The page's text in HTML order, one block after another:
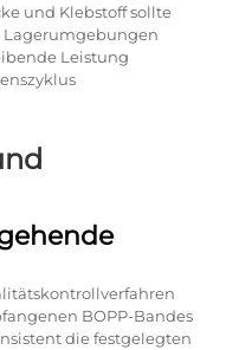
und Klebstoff sollte
Lagerumgebungen
Leistung
BOPP-Bandes
die festgelegten